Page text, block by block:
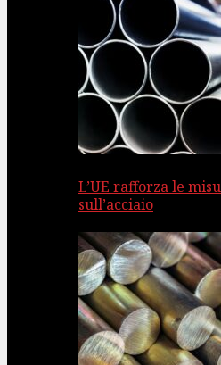
L’UE rafforza le
sull’acciaio